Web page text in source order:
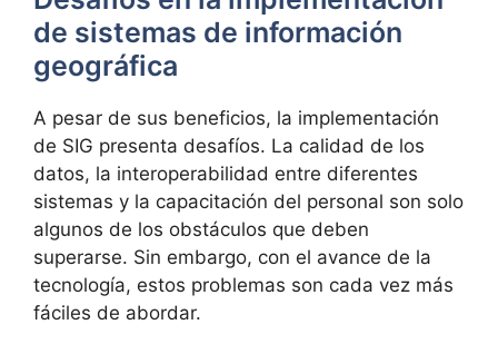
de sistemas de información
geográfica
A pesar de sus beneficios, la implementación
de SIG presenta desafíos. La calidad de los
datos, la interoperabilidad entre diferentes
sistemas y la capacitación del personal son solo
algunos de los obstáculos que deben
superarse. Sin embargo, con el avance de la
tecnología, estos problemas son cada vez más
fáciles de abordar.